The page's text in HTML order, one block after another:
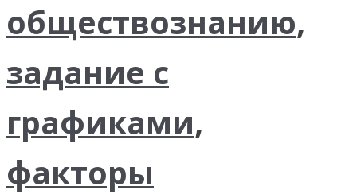
обществознанию,
задание с
графиками,
факторы